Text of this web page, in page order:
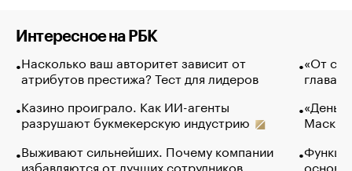
Интересное на РБК
Насколько ваш авторитет зависит от
атрибутов престижа? Тест для лидеров
Казино проиграло. Как ИИ-агенты
разрушают букмекерскую индустрию
Выживают сильнейших. Почему компании
избавляются от лучших сотрудников
«От
глава
Маск в
основ